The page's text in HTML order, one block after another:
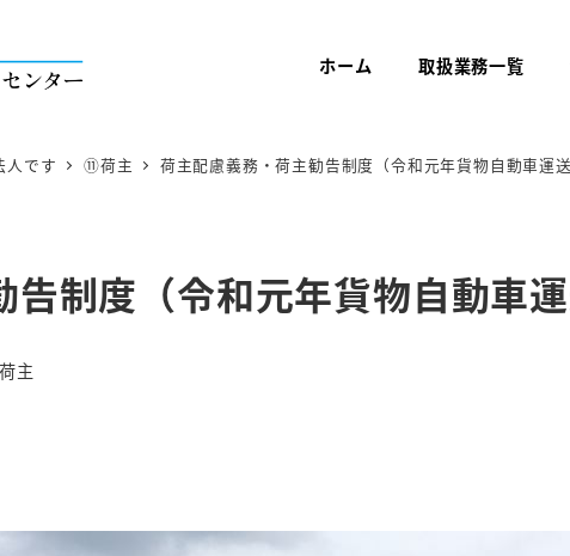
ホーム 取扱業務一覧
人です ⑪荷主 荷主配慮義務・荷主勧告制度（令和元年貨物自動車運送
制度（令和元年貨物自動車運
ー
主